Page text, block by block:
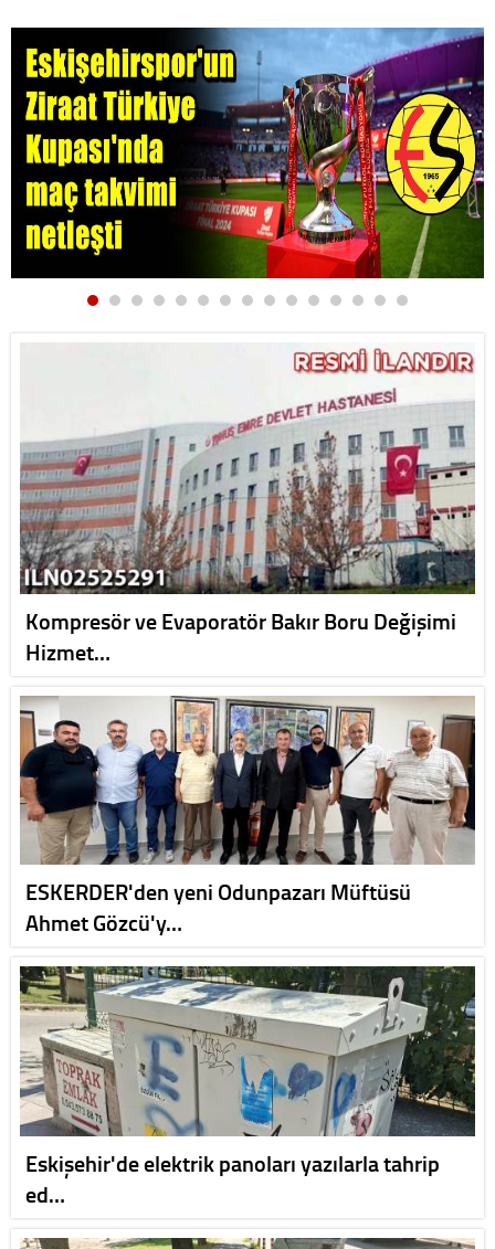
Kompresör ve Evaporatör Bakır Boru Değişimi
Hizmet…
ESKERDER'den yeni Odunpazarı Müftüsü
Ahmet Gözcü'y…
Eskişehir'de elektrik panoları yazılarla tahrip
ed…